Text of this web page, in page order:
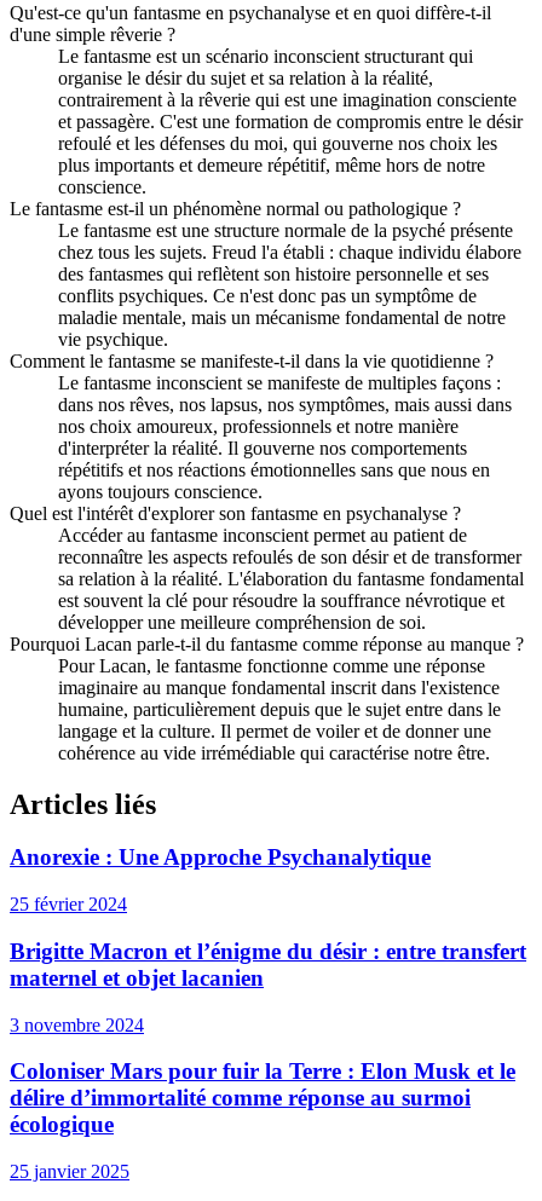
Qu'est-ce qu'un fantasme en psychanalyse et en quoi diffère-t-il
d'une simple rêverie ?
Le fantasme est un scénario inconscient structurant qui
organise le désir du sujet et sa relation à la réalité,
contrairement à la rêverie qui est une imagination consciente
et passagère. C'est une formation de compromis entre le désir
refoulé et les défenses du moi, qui gouverne nos choix les
plus importants et demeure répétitif, même hors de notre
conscience.
Le fantasme est-il un phénomène normal ou pathologique ?
Le fantasme est une structure normale de la psyché présente
chez tous les sujets. Freud l'a établi : chaque individu élabore
des fantasmes qui reflètent son histoire personnelle et ses
conflits psychiques. Ce n'est donc pas un symptôme de
maladie mentale, mais un mécanisme fondamental de notre
vie psychique.
Comment le fantasme se manifeste-t-il dans la vie quotidienne ?
Le fantasme inconscient se manifeste de multiples façons :
dans nos rêves, nos lapsus, nos symptômes, mais aussi dans
nos choix amoureux, professionnels et notre manière
d'interpréter la réalité. Il gouverne nos comportements
répétitifs et nos réactions émotionnelles sans que nous en
ayons toujours conscience.
Quel est l'intérêt d'explorer son fantasme en psychanalyse ?
Accéder au fantasme inconscient permet au patient de
reconnaître les aspects refoulés de son désir et de transformer
sa relation à la réalité. L'élaboration du fantasme fondamental
est souvent la clé pour résoudre la souffrance névrotique et
développer une meilleure compréhension de soi.
Pourquoi Lacan parle-t-il du fantasme comme réponse au manque ?
Pour Lacan, le fantasme fonctionne comme une réponse
imaginaire au manque fondamental inscrit dans l'existence
humaine, particulièrement depuis que le sujet entre dans le
langage et la culture. Il permet de voiler et de donner une
cohérence au vide irrémédiable qui caractérise notre être.
Articles liés
Anorexie : Une Approche Psychanalytique
25 février 2024
Brigitte Macron et l’énigme du désir : entre transfert
maternel et objet lacanien
3 novembre 2024
Coloniser Mars pour fuir la Terre : Elon Musk et le
délire d’immortalité comme réponse au surmoi
écologique
25 janvier 2025